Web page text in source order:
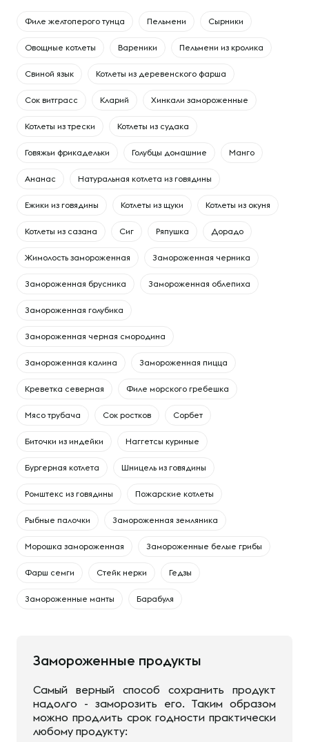
Филе желтоперого тунца Пельмени Сырники
Овощные котлеты Вареники Пельмени из кролика
Свиной язык Котлеты из деревенского фарша
Сок витграсс Кларий Хинкали замороженные
Котлеты из трески Котлеты из судака
Говяжьи фрикадельки Голубцы домашние Манго
Ананас Натуральная котлета из говядины
Ежики из говядины Котлеты из щуки Котлеты из окуня
Котлеты из сазана Сиг Ряпушка Дорадо
Жимолость замороженная Замороженная черника
Замороженная брусника Замороженная облепиха
Замороженная голубика
Замороженная черная смородина
Замороженная калина Замороженная пицца
Креветка северная Филе морского гребешка
Мясо трубача Сок ростков Сорбет
Биточки из индейки Наггетсы куриные
Бургерная котлета Шницель из говядины
Ромштекс из говядины Пожарские котлеты
Рыбные палочки Замороженная земляника
Морошка замороженная Замороженные белые грибы
Фарш семги Стейк нерки Гедзы
Замороженные манты Барабуля
Замороженные продукты
Самый верный способ сохранить продукт
надолго - заморозить его. Таким образом
можно продлить срок годности практически
любому продукту: